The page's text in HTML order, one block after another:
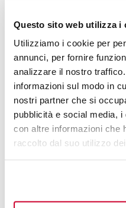
Questo sito web utilizza i
Utilizziamo i cookie per
annunci, per fornire
analizzare il nostro
informazioni sul modo in
nostri partner che si
pubblicità e social media,
con altre informazioni che
raccolto dal suo utilizzo
bevande gassate!